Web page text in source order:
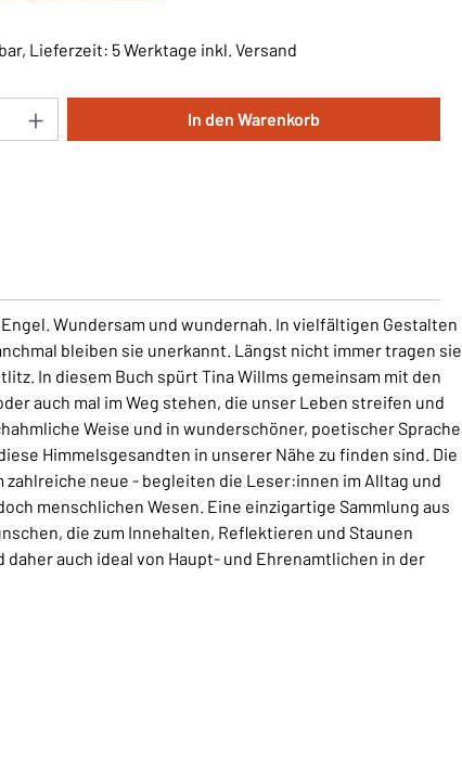
Lieferzeit: 5 Werktage inkl. Versand
Gib den gewünschten Wert ein
In den Warenkorb
Wundersam und wundernah. In vielfältigen Gestalten
bleiben sie unerkannt. Längst nicht immer tragen sie
In diesem Buch spürt Tina Willms gemeinsam mit den
auch mal im Weg stehen, die unser Leben streifen und
Weise und in wunderschöner, poetischer Sprache
Himmelsgesandten in unserer Nähe zu finden sind. Die
neue - begleiten die Leser:innen im Alltag und
menschlichen Wesen. Eine einzigartige Sammlung aus
die zum Innehalten, Reflektieren und Staunen
auch ideal von Haupt- und Ehrenamtlichen in der